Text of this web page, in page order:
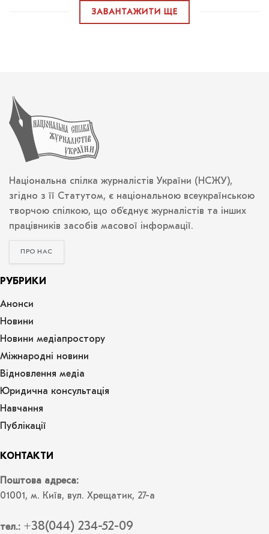
ЗАВАНТАЖИТИ ЩЕ
Національна спілка журналістів України (НСЖУ),
згідно з її Статутом, є національною всеукраїнською
творчою спілкою, що об’єднує журналістів та інших
працівників засобів масової інформації.
ПРО НАС
РУБРИКИ
Анонси
Новини
Новини медіапростору
Міжнародні новини
Відновлення медіа
Юридична консультація
Навчання
Публікації
КОНТАКТИ
Поштова адреса:
01001, м. Київ, вул. Хрещатик, 27-а
тел.: +38(044) 234-52-09